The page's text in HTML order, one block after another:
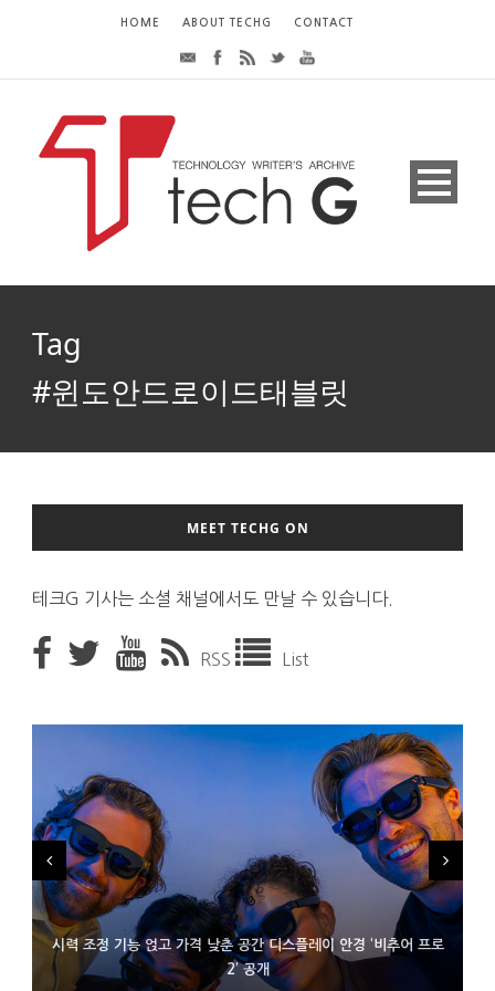
HOME ABOUT TECHG CONTACT
Tag
#윈도안드로이드태블릿
[대륙의 실력 8탄] CHUWI Hi8, 윈도와 안드로이드
MEET TECHG ON
테크G 기사는 소셜 채널에서도 만날 수 있습니다.
RSS List
시력 조정 기능 얹고 가격 낮춘 공간 디스플레이 안경 ‘비추어 프로
2’ 공개
D램 부족에 10억달러어치 아이폰18 프로세서 패키징 대기 중
300~400달러 반지형 스피커 준비하는 오픈AI